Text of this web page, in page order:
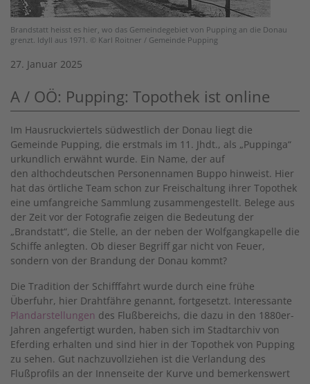
Brandstatt heisst es hier, wo das Gemeindegebiet von Pupping an die Donau
grenzt. Idyll aus 1971. © Karl Roitner / Gemeinde Pupping
27. Januar 2025
A / OÖ: Pupping: Topothek ist online
Im Hausruckviertels südwestlich der Donau liegt die
Gemeinde Pupping, die erstmals im 11. Jhdt., als „Puppinga“
urkundlich erwähnt wurde. Ein Name, der auf
den althochdeutschen Personennamen Buppo hinweist. Hier
hat das örtliche Team schon zur Freischaltung ihrer Topothek
eine umfangreiche Sammlung zusammengestellt. Belege aus
der Zeit vor der Fotografie zeigen die Bedeutung der
„Brandstatt“, die Stelle, an der neben der Wolfgangkapelle die
Schiffe anlegten. Ob dieser Begriff gar nicht von Feuer,
sondern von der Brandung der Donau kommt?
Die Tradition der Schifffahrt wurde durch eine frühe
Überfuhr, hier Drahtfähre genannt, fortgesetzt. Interessante
Plandarstellungen des Flußbereichs, die dazu in den 1880er-
Jahren angefertigt wurden, haben sich im Stadtarchiv von
Eferding erhalten und sind hier in der Topothek von Pupping
zu sehen. Gut nachzuvollziehen ist die Verlandung des
Flußprofils an der Innenseite der Kurve und bemerkenswert